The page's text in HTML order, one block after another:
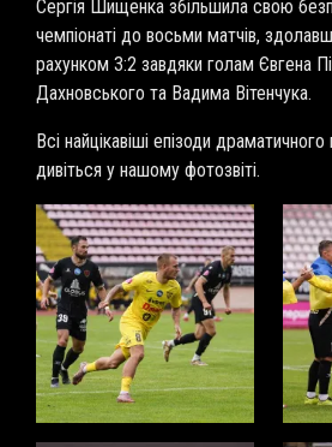
Сергія Шищенка збільшила свою
чемпіонаті до восьми матчів,
рахунком 3:2 завдяки голам Євгена
Дахновського та Вадима Вітенчука.
Всі найцікавіші епізоди
дивіться у нашому фотозвіті.